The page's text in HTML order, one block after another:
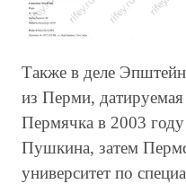
Также в деле
из Перми,
Пермячка в 2003
Пушкина, затем
университет по